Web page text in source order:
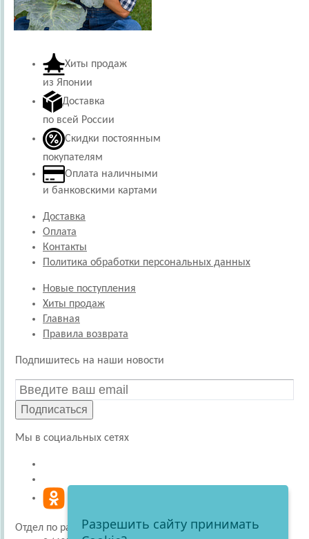
Хиты продаж
из Японии
Доставка
по всей России
Скидки постоянным
покупателям
Оплата наличными
и банковскими картами
Доставка
Оплата
Контакты
Политика обработки персональных данных
Новые поступления
Хиты продаж
Главная
Правила возврата
Подпишитесь на наши новости
Подписаться
Мы в социальных сетях
Отдел по работе с покупателями
Разрешить сайту принимать